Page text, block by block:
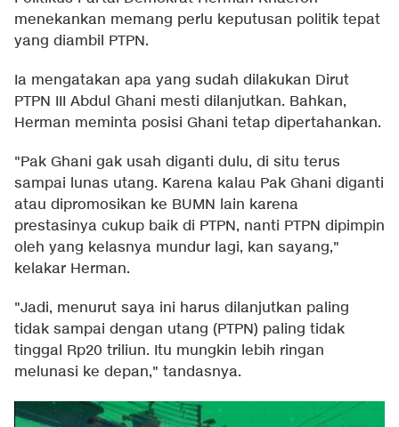
menekankan memang perlu keputusan politik tepat
yang diambil PTPN.
Ia mengatakan apa yang sudah dilakukan Dirut
PTPN III Abdul Ghani mesti dilanjutkan. Bahkan,
Herman meminta posisi Ghani tetap dipertahankan.
"Pak Ghani gak usah diganti dulu, di situ terus
sampai lunas utang. Karena kalau Pak Ghani diganti
atau dipromosikan ke BUMN lain karena
prestasinya cukup baik di PTPN, nanti PTPN dipimpin
oleh yang kelasnya mundur lagi, kan sayang,"
kelakar Herman.
"Jadi, menurut saya ini harus dilanjutkan paling
tidak sampai dengan utang (PTPN) paling tidak
tinggal Rp20 triliun. Itu mungkin lebih ringan
melunasi ke depan," tandasnya.